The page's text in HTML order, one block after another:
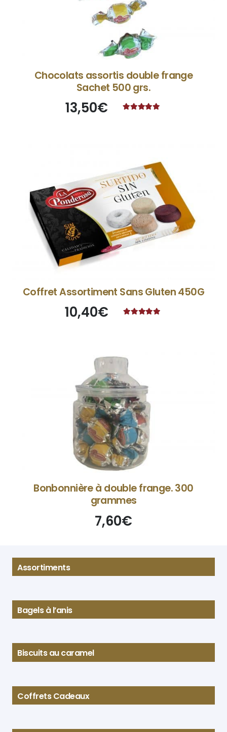
Assortiments
Bagels à l’anis
Biscuits au caramel
Coffrets Cadeaux
Chocolats assortis double frange
Sachet 500 grs.
13,50€
Coffret Assortiment Sans Gluten 450G
10,40€
Bonbonnière à double frange. 300
grammes
7,60€